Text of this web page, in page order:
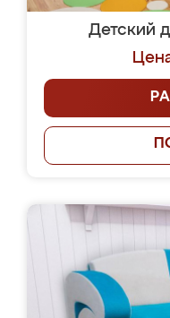
Детский